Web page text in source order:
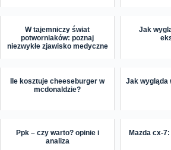
W tajemniczy świat
potworniaków: poznaj
niezwykłe zjawisko medyczne
Jak
Ile kosztuje cheeseburger w
mcdonaldzie?
Jak wygląda
Ppk – czy warto? opinie i
analiza
Mazda cx-